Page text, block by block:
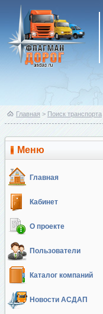
Главная > Поиск транспорта
Меню
Главная
Кабинет
О проекте
Пользователи
Каталог компаний
Новости АСДАП